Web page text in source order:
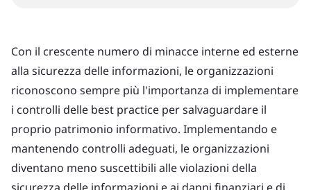
Con il crescente numero di minacce interne ed esterne
alla sicurezza delle informazioni, le organizzazioni
riconoscono sempre più l'importanza di implementare
i controlli delle best practice per salvaguardare il
proprio patrimonio informativo. Implementando e
mantenendo controlli adeguati, le organizzazioni
diventano meno suscettibili alle violazioni della